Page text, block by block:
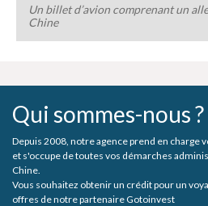
Un billet d’avion comprenant un
Chine
Qui sommes-nous ?
Depuis 2008, notre agence prend en charge
et s'occupe de toutes vos démarches
Chine.
Vous souhaitez obtenir un crédit pour un
offres de notre partenaire Gotoinvest